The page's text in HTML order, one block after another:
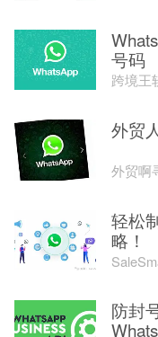
号码
跨境王
外贸
外贸啊
轻松
略！
防封